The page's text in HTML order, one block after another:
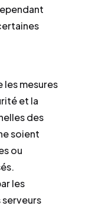
les mesures
et la
des
soient
ou
les